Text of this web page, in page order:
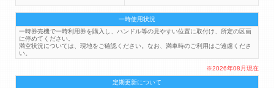
一時使用状況
一時券売機で一時利用券を購入し、ハンドル等の見やすい位置に取付け、所定の区画
に停めてください。
満空状況については、現地をご確認ください。なお、満車時のご利用はご遠慮くださ
い。
※2026年08月現在
定期更新について